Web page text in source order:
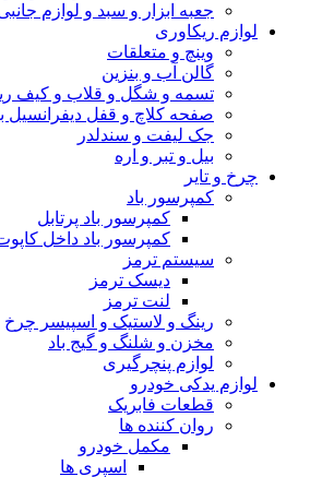
جعبه ابزار و سبد و لوازم
لوازم ریکاوری
وینچ و متعلقات
گالن آب و بنزین
تسمه و شگل و قلاب و کیف
صفحه کلاچ و قفل دیفرانسیل
جک لیفت و سندلدر
بیل و تبر و اره
چرخ و تایر
کمپرسور باد
کمپرسور باد پرتابل
کمپرسور باد داخل
سیستم ترمز
دیسک ترمز
لنت ترمز
رینگ و لاستیک و اسپیسر چرخ
مخزن و شلنگ و گیج باد
لوازم پنچرگیری
لوازم یدکی خودرو
قطعات فابریک
روان کننده ها
مکمل خودرو
اسپری ها